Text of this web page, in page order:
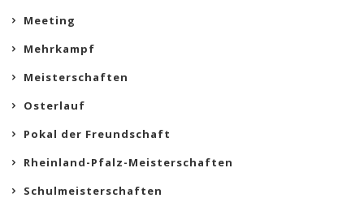
Meeting
Mehrkampf
Meisterschaften
Osterlauf
Pokal der Freundschaft
Rheinland-Pfalz-Meisterschaften
Schulmeisterschaften